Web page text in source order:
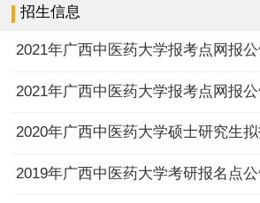
招生信息
2021年广西中医药大学报考点网报公
2021年广西中医药大学报考点网报公
2019年广西中医药大学考研报名点